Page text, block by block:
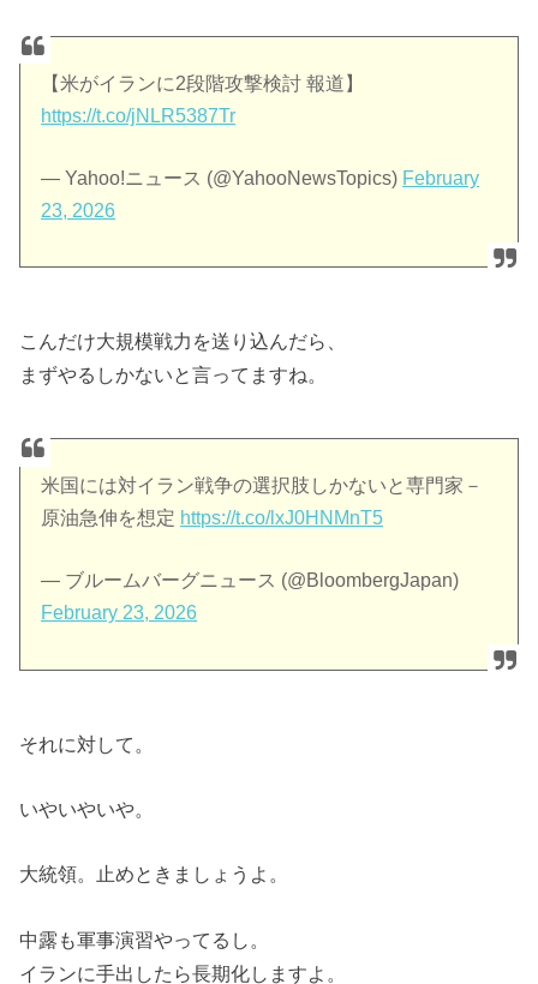
【米がイランに2段階攻撃検討 報道】
https://t.co/jNLR5387Tr
— Yahoo!ニュース (@YahooNewsTopics) February
23, 2026
こんだけ大規模戦力を送り込んだら、
まずやるしかないと言ってますね。
米国には対イラン戦争の選択肢しかないと専門家－
原油急伸を想定 https://t.co/lxJ0HNMnT5
— ブルームバーグニュース (@BloombergJapan)
February 23, 2026
それに対して。
いやいやいや。
大統領。止めときましょうよ。
中露も軍事演習やってるし。
イランに手出したら長期化しますよ。